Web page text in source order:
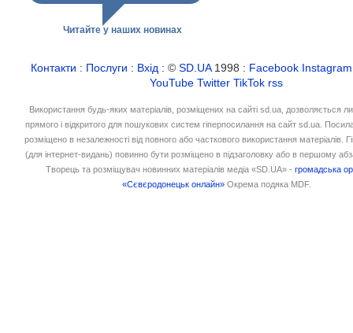
Читайте у наших новинах
Контакти : Послуги : Вхід : ©SD.UA1998 : Facebook Instagram
YouTube Twitter TikTok rss
Використання будь-яких матеріалів, розміщених на сайті sd.ua, дозволяється
прямого і відкритого для пошукових систем гіперпосилання на сайт sd.ua.
розміщено в незалежності від повного або часткового використання матеріалів.
(для інтернет-видань) повинно бути розміщено в підзаголовку або в першому
Творець та розміщувач новинних матеріалів медіа «SD.UA» -громадська
«Сєвєродонецьк онлайн» Окрема подяка MDF.